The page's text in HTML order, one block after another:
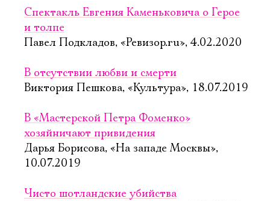
Спектакль Евгения Каменьковича о Герое
и толпе
Павел Подкладов, «Ревизор.ru», 4.02.2020
В отсутствии любви и смерти
Виктория Пешкова, «Культура», 18.07.2019
В «Мастерской Петра Фоменко»
хозяйничают привидения
Дарья Борисова, «На западе Москвы»,
10.07.2019
Чисто шотландские убийства